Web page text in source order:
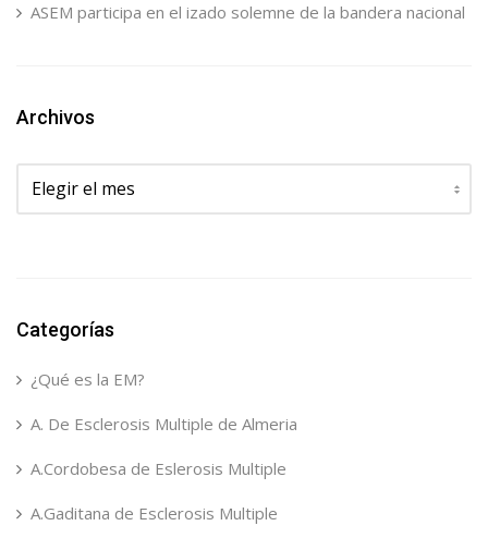
ASEM participa en el izado solemne de la bandera nacional
Archivos
Archivos
Categorías
¿Qué es la EM?
A. De Esclerosis Multiple de Almeria
A.Cordobesa de Eslerosis Multiple
A.Gaditana de Esclerosis Multiple